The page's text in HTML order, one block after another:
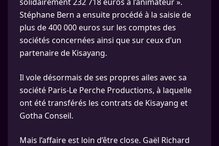
Stéphane Bern a ensuite procédé à la saisie de
plus de 400 000 euros sur les comptes des
sociétés concernées ainsi que sur ceux d’un
partenaire de Kisayang.
Il vole désormais de ses propres ailes avec sa
société Paris-Le Perche Productions, à laquelle
ont été transférés les contrats de Kisayang et
Gotha Conseil.
Mais l’affaire est loin d’être close. Gaël Richard